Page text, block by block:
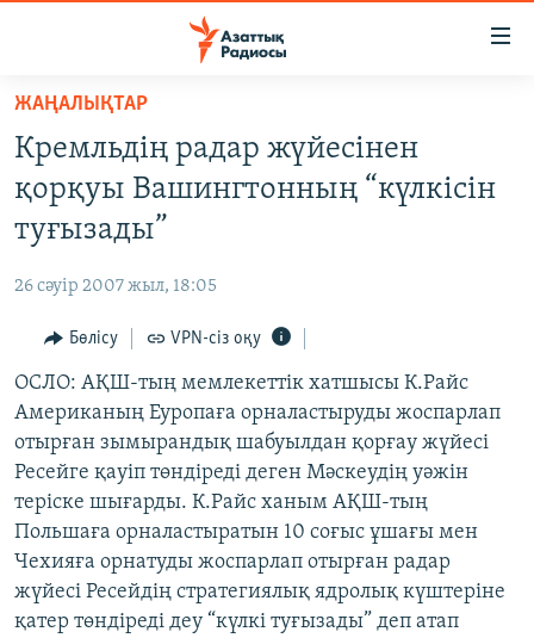
Skip
main
content
main
Navigation
Search
САЯСАТ
AZATTYQTV
АДАМ ҚҰҚЫҚТАРЫ
ӘЛЕУМЕТ
ӘЛЕМ
АРНАЙЫ ЖОБАЛАР
Русский
ЖАЗЫЛЫҢЫЗ
ЖАҢАЛЫҚТАР
Кремльдің радар жүйесінен
қорқуы Вашингтонның “күлкісін
туғызады”
26 сәуір 2007 жыл, 18:05
Бөлісу VPN-сіз оқу
ОСЛО: АҚШ-тың мемлекеттік хатшысы К.Райс
Американың Еуропаға орналастыруды жоспарлап
отырған зымырандық шабуылдан қорғау жүйесі
Ресейге қауіп төндіреді деген Мәскеудің уәжін
теріске шығарды. К.Райс ханым АҚШ-тың
Польшаға орналастыратын 10 соғыс ұшағы мен
Чехияға орнатуды жоспарлап отырған радар
жүйесі Ресейдің стратегиялық ядролық күштеріне
қатер төндіреді деу “күлкі туғызады” деп атап